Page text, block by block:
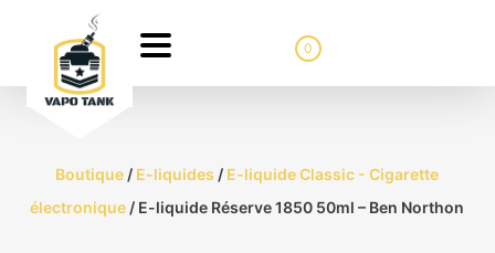
0
Boutique / E-liquides / E-liquide Classic - Cigarette
électronique / E-liquide Réserve 1850 50ml – Ben Northon